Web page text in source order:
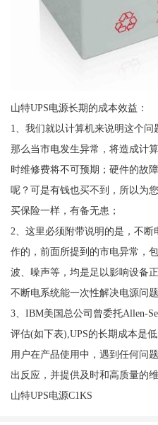
山特UPS电源长期的成本效益：
1、我们就以计算机来说明这个问
那么当市电发生异常，将造成计
时维修费将不可预期；硬件的故
呢？可是有钱也买不到，所以为
买保险一样，有备无患；
2、这里必须附带说明的是，不
作的，前面所提到的市电异常，
波、噪声等，均是足以影响设备
不断电系统能一次性解决电源问题
3、IBM美国总公司曾委托Allen-
评估(如下表),UPS的长期成本是低
用户在产品使用中，遇到任何问
出反应，并提供及时和高质量的维
山特UPS电源C1KS